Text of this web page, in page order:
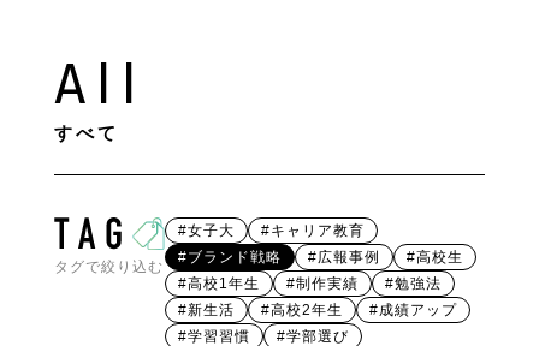
All
すべて
タグで絞り込む
#女子大
#キャリア教育
#ブランド戦略
#広報事例
#高校生
#高校1年生
#制作実績
#勉強法
#新生活
#高校2年生
#成績アップ
#学習習慣
#学部選び